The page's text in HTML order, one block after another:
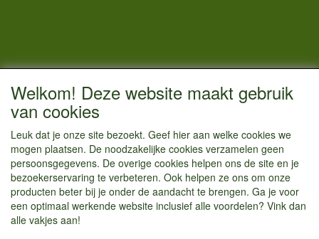
CONTACTGEGEVENS
Vestigingsadres:
Hoofdweg 36
1433 JW Kudelstaart
info@kamperenenzo.nl
Tel : 06 125 82 112
Handelend onder
Welkom! Deze website maakt gebruik
van cookies
Leuk dat je onze site bezoekt. Geef hier aan welke cookies we
mogen plaatsen. De noodzakelijke cookies verzamelen geen
persoonsgegevens. De overige cookies helpen ons de site en je
bezoekerservaring te verbeteren. Ook helpen ze ons om onze
producten beter bij je onder de aandacht te brengen. Ga je voor
een optimaal werkende website inclusief alle voordelen? Vink dan
alle vakjes aan!